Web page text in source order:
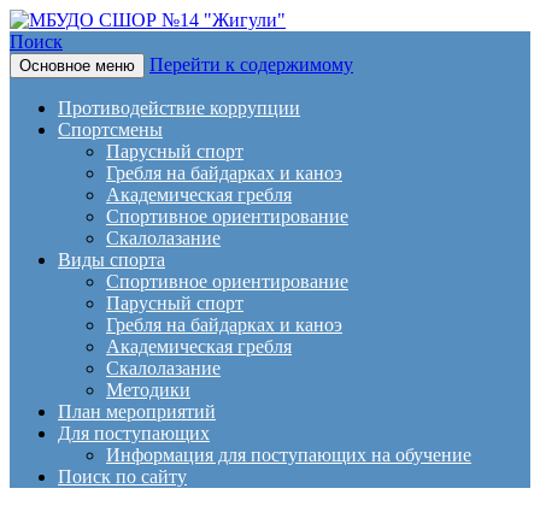
МБУДО СШОР №14
"Жигули"
Поиск
Основное меню Перейти к содержимому
Противодействие коррупции
Спортсмены
Парусный спорт
Гребля на байдарках и каноэ
Академическая гребля
Спортивное ориентирование
Скалолазание
Виды спорта
Спортивное ориентирование
Парусный спорт
Гребля на байдарках и каноэ
Академическая гребля
Скалолазание
Методики
План мероприятий
Для поступающих
Информация для поступающих на обучение
Поиск по сайту